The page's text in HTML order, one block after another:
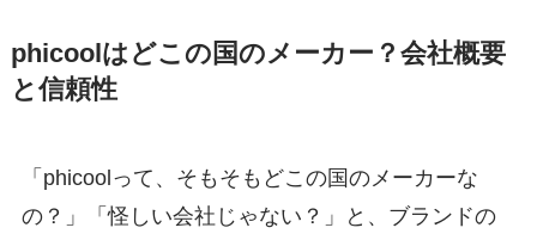
phicoolはどこの国のメーカー？会社概要
と信頼性
「phicoolって、そもそもどこの国のメーカーな
の？」「怪しい会社じゃない？」と、ブランドの